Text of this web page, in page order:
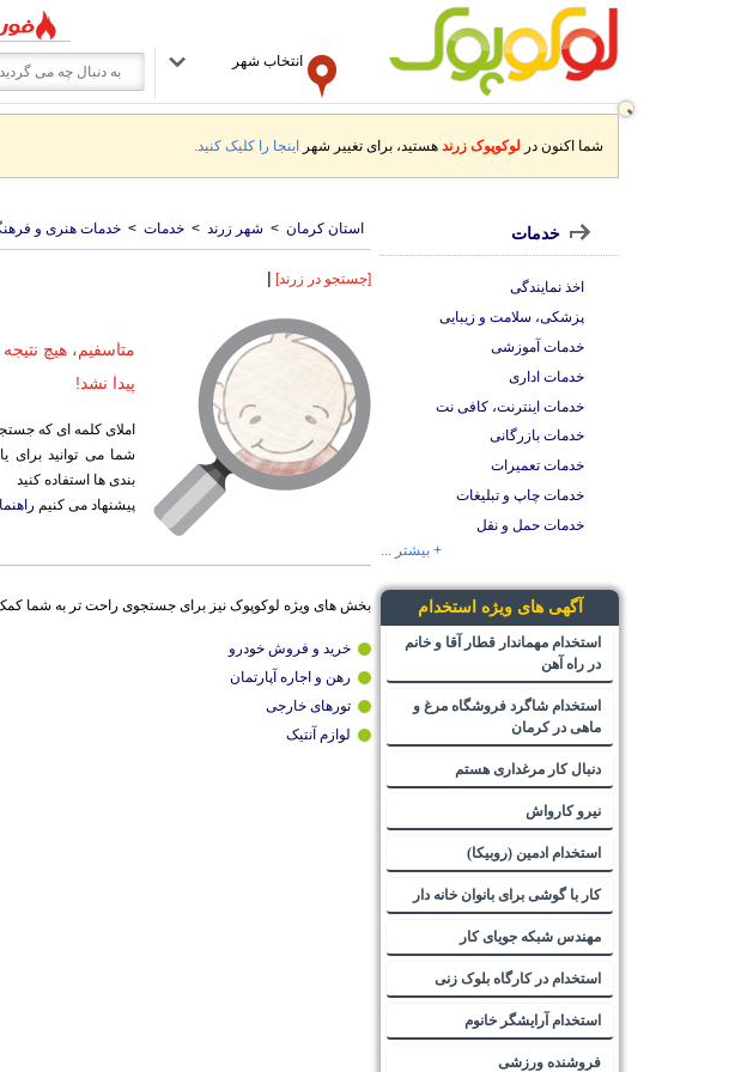
انتخاب شهر
شما اکنون در لوکوپوک زرند هستید، برای تغییر شهر اینجا را کلیک کنید.
استان کرمان > شهر زرند > خدمات > خدمات هنری و
[جستجو در زرند] |
متاسفیم، هیچ
پیدا نشد!
املای کلمه ای که
شما می توانید برای
بندی ها استفاده کنید
پیشنهاد می کنیم
بخش های ویژه لوکوپوک نیز برای جستجوی راحت تر به شما
خرید و فروش خودرو
رهن و اجاره آپارتمان
تورهای خارجی
لوازم آنتیک
خدمات
اخذ نمایندگی
پزشکی، سلامت و زیبایی
خدمات آموزشی
خدمات اداری
خدمات اینترنت، کافی نت
خدمات بازرگانی
خدمات تعمیرات
خدمات چاپ و تبلیغات
خدمات حمل و نقل
+ بیشتر ...
آگهی های ویژه استخدام
استخدام مهماندار قطار آقا و خانم
در راه آهن
استخدام شاگرد فروشگاه مرغ و
ماهی در کرمان
دنبال کار مرغداری هستم
نیرو کارواش
استخدام ادمین (روبیکا)
کار با گوشی برای بانوان خانه دار
مهندس شبکه جویای کار
استخدام در کارگاه بلوک زنی
استخدام آرایشگر خانوم
فروشنده ورزشی